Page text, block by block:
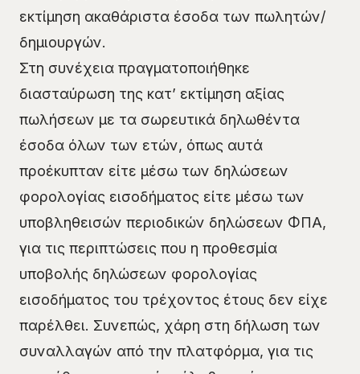
εκτίμηση ακαθάριστα έσοδα των πωλητών/
δημιουργών.
Στη συνέχεια πραγματοποιήθηκε
διασταύρωση της κατ’ εκτίμηση αξίας
πωλήσεων με τα σωρευτικά δηλωθέντα
έσοδα όλων των ετών, όπως αυτά
προέκυπταν είτε μέσω των δηλώσεων
φορολογίας εισοδήματος είτε μέσω των
υποβληθεισών περιοδικών δηλώσεων ΦΠΑ,
για τις περιπτώσεις που η προθεσμία
υποβολής δηλώσεων φορολογίας
εισοδήματος του τρέχοντος έτους δεν είχε
παρέλθει. Συνεπώς, χάρη στη δήλωση των
συναλλαγών από την πλατφόρμα, για τις